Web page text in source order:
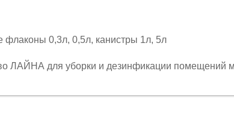
флаконы 0,3л, 0,5л, канистры 1л, 5л
ЛАЙНА для уборки и дезинфикации помещений